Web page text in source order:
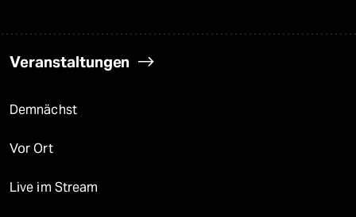
Veranstaltungen
Demnächst
Vor Ort
Live im Stream